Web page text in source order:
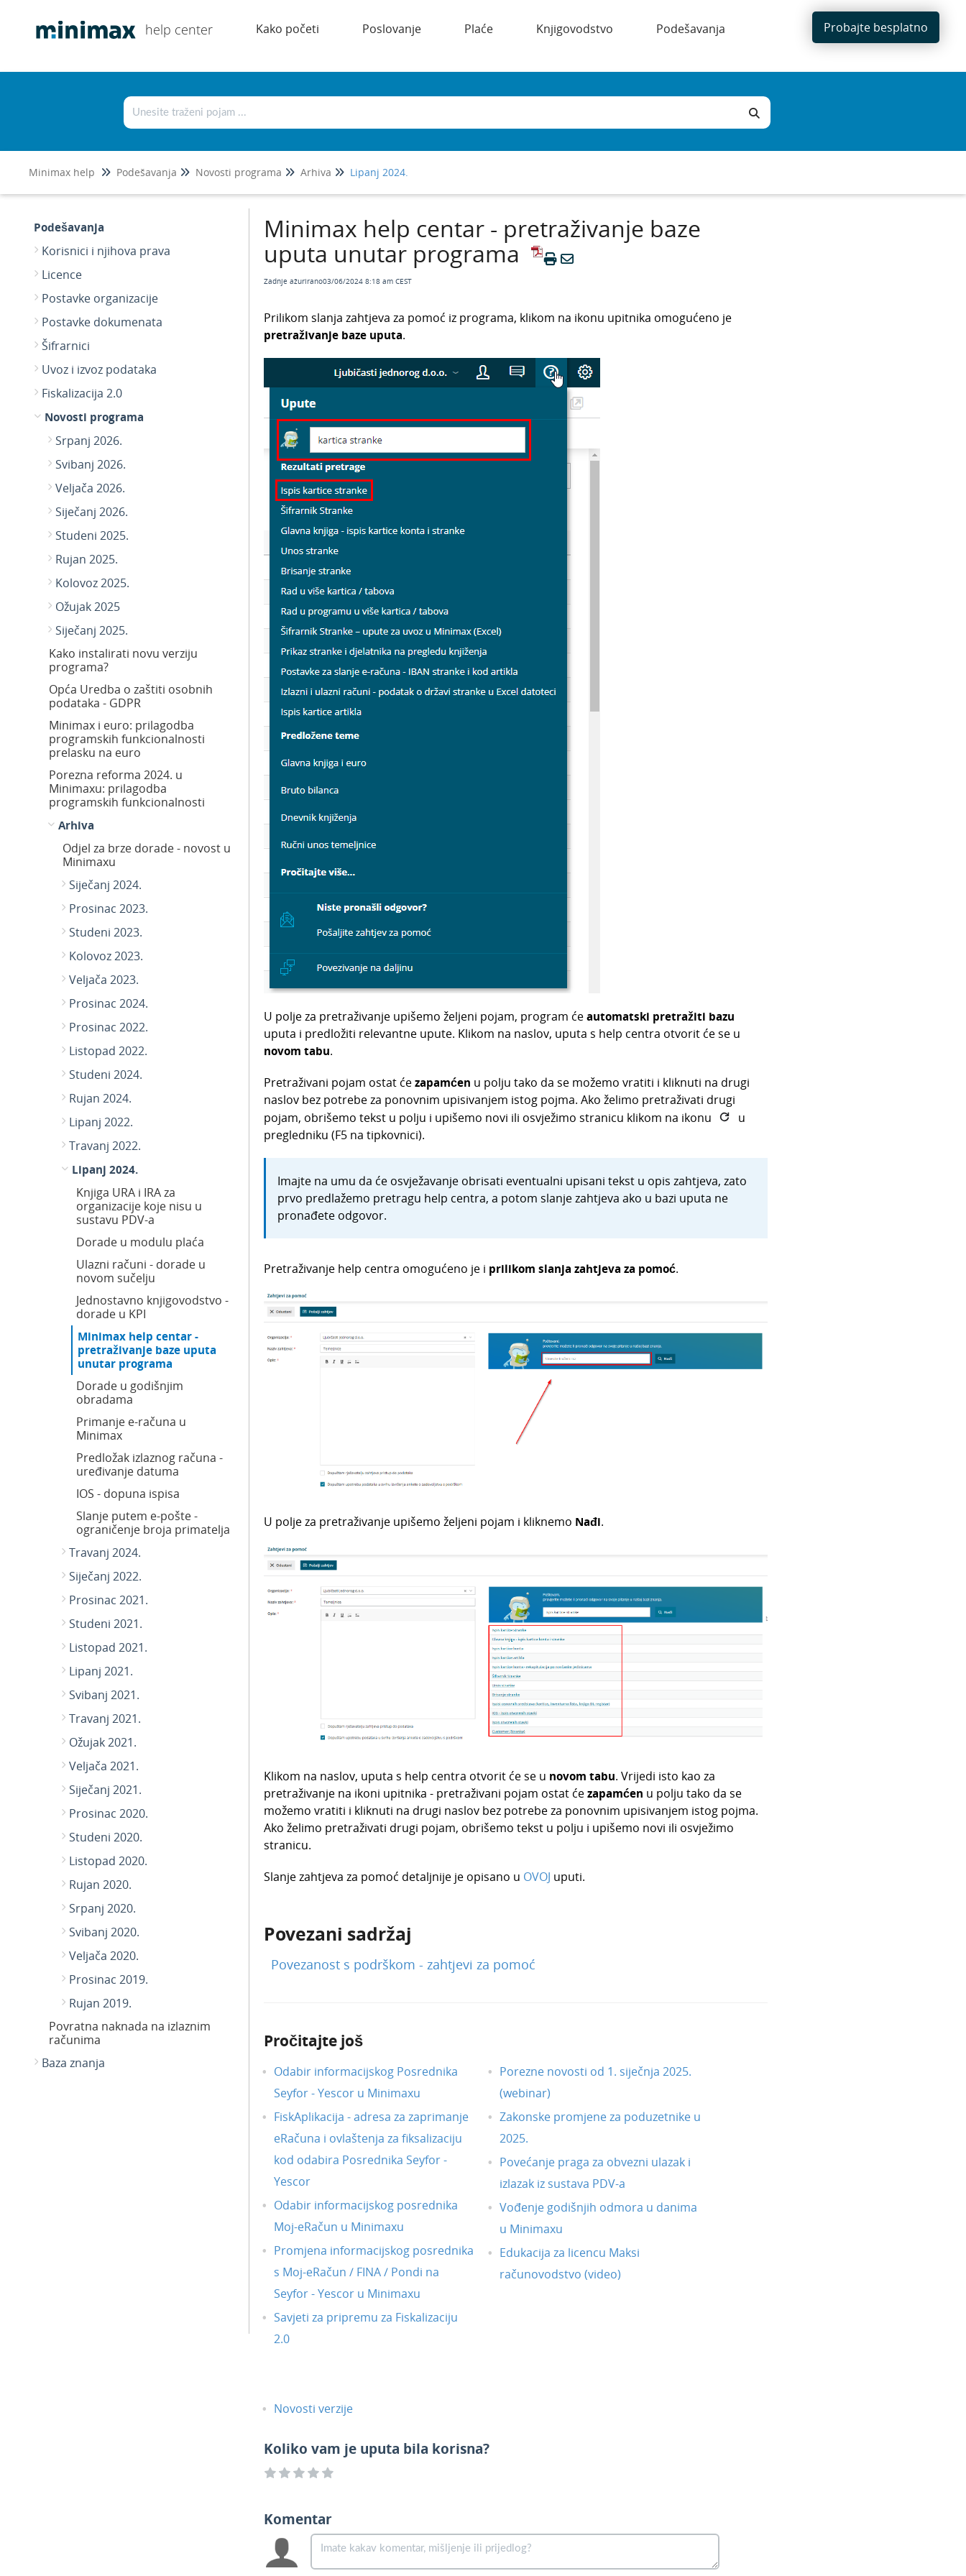
help center Kako početi Poslovanje Plaće Knjigovodstvo Podešavanja Probajte besplatno
Minimax help Podešavanja Novosti programa Arhiva Lipanj 2024.
Podešavanja
Korisnici i njihova prava
Licence
Postavke organizacije
Postavke dokumenata
Šifrarnici
Uvoz i izvoz podataka
Fiskalizacija 2.0
Novosti programa
Srpanj 2026.
Svibanj 2026.
Veljača 2026.
Siječanj 2026.
Studeni 2025.
Rujan 2025.
Kolovoz 2025.
Ožujak 2025
Siječanj 2025.
Kako instalirati novu verziju
programa?
Opća Uredba o zaštiti osobnih
podataka - GDPR
Minimax i euro: prilagodba
programskih funkcionalnosti
prelasku na euro
Porezna reforma 2024. u
Minimaxu: prilagodba
programskih funkcionalnosti
Arhiva
Odjel za brze dorade - novost u
Minimaxu
Siječanj 2024.
Prosinac 2023.
Studeni 2023.
Kolovoz 2023.
Veljača 2023.
Prosinac 2024.
Prosinac 2022.
Listopad 2022.
Studeni 2024.
Rujan 2024.
Lipanj 2022.
Travanj 2022.
Lipanj 2024.
Knjiga URA i IRA za
organizacije koje nisu u
sustavu PDV-a
Dorade u modulu plaća
Ulazni računi - dorade u
novom sučelju
Jednostavno knjigovodstvo -
dorade u KPI
Minimax help centar -
pretraživanje baze uputa
unutar programa
Dorade u godišnjim
obradama
Primanje e-računa u
Minimax
Predložak izlaznog računa -
uređivanje datuma
IOS - dopuna ispisa
Slanje putem e-pošte -
ograničenje broja primatelja
Travanj 2024.
Siječanj 2022.
Prosinac 2021.
Studeni 2021.
Listopad 2021.
Lipanj 2021.
Svibanj 2021.
Travanj 2021.
Ožujak 2021.
Veljača 2021.
Siječanj 2021.
Prosinac 2020.
Studeni 2020.
Listopad 2020.
Rujan 2020.
Srpanj 2020.
Svibanj 2020.
Veljača 2020.
Prosinac 2019.
Rujan 2019.
Povratna naknada na izlaznim
računima
Baza znanja
Minimax help centar - pretraživanje baze
uputa unutar programa
Zadnje ažurirano03/06/2024 8:18 am CEST
Prilikom slanja zahtjeva za pomoć iz programa, klikom na ikonu upitnika omogućeno je
pretraživanje baze uputa.
U polje za pretraživanje upišemo željeni pojam, program ćeautomatski pretražiti bazu
uputa i predložiti relevantne upute. Klikom na naslov, uputa s help centra otvorit će se u
novom tabu.
Pretraživani pojam ostat ćezapamćen u polju tako da se možemo vratiti i kliknuti na drugi
naslov bez potrebe za ponovnim upisivanjem istog pojma. Ako želimo pretraživati drugi
pojam, obrišemo tekst u polju i upišemo novi ili osvježimo stranicu klikom na ikonu
u
pregledniku (F5 na tipkovnici).
Imajte na umu da će osvježavanje obrisati eventualni upisani tekst u opis zahtjeva, zato
prvo predlažemo pretragu help centra, a potom slanje zahtjeva ako u bazi uputa ne
pronađete odgovor.
Pretraživanje help centra omogućeno je i prilikom slanja zahtjeva za pomoć.
U polje za pretraživanje upišemo željeni pojam i kliknemo Nađi.
Klikom na naslov, uputa s help centra otvorit će se u novom tabu. Vrijedi isto kao za
pretraživanje na ikoni upitnika - pretraživani pojam ostat ćezapamćen u polju tako da se
možemo vratiti i kliknuti na drugi naslov bez potrebe za ponovnim upisivanjem istog pojma.
Ako želimo pretraživati drugi pojam, obrišemo tekst u polju i upišemo novi ili osvježimo
stranicu.
Slanje zahtjeva za pomoć detaljnije je opisano u OVOJ uputi.
Povezani sadržaj
Povezanost s podrškom - zahtjevi za pomoć
Pročitajte još
Odabir informacijskog Posrednika
Seyfor - Yescor u Minimaxu
FiskAplikacija - adresa za zaprimanje
eRačuna i ovlaštenja za fiksalizaciju
kod odabira Posrednika Seyfor -
Yescor
Odabir informacijskog posrednika
Moj-eRačun u Minimaxu
Promjena informacijskog posrednika
s Moj-eRačun / FINA / Pondi na
Seyfor - Yescor u Minimaxu
Savjeti za pripremu za Fiskalizaciju
2.0
Novosti verzije
Porezne novosti od 1. siječnja 2025.
(webinar)
Zakonske promjene za poduzetnike u
2025.
Povećanje praga za obvezni ulazak i
izlazak iz sustava PDV-a
Vođenje godišnjih odmora u danima
u Minimaxu
Edukacija za licencu Maksi
računovodstvo (video)
Koliko vam je uputa bila korisna?
Komentar